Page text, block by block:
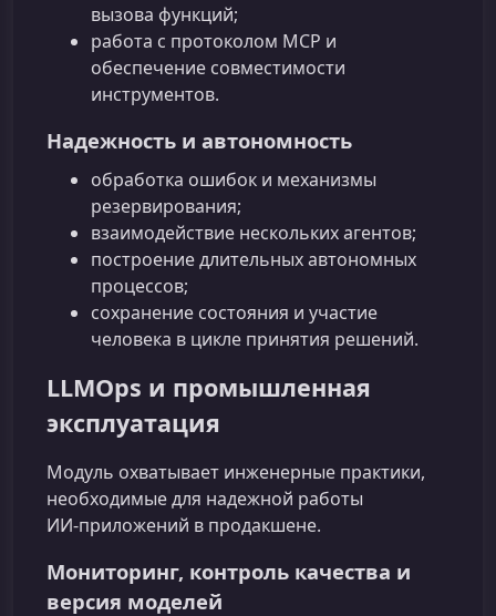
вызова функций;
работа с протоколом MCP и
обеспечение совместимости
инструментов.
Надежность и автономность
обработка ошибок и механизмы
резервирования;
взаимодействие нескольких агентов;
построение длительных автономных
процессов;
сохранение состояния и участие
человека в цикле принятия решений.
LLMOps и промышленная
эксплуатация
Модуль охватывает инженерные практики,
необходимые для надежной работы
ИИ‑приложений в продакшене.
Мониторинг, контроль качества и
версия моделей